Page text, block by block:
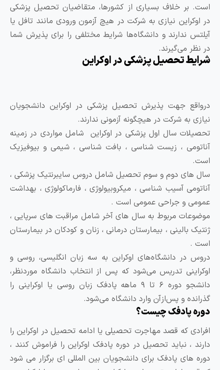
بر خلاف بسیاری از کشورها، متقاضیان تحصیل پزشکی
اوکراین نیازی به شرکت در هیچ آزمون ورودی مانند تافل یا
ندارند و دانشگاه‌ها شرایط مختلفی را برای پذیرش شما
نظر می‌گیرند.
تحصیل پزشکی در اوکراین
جهت پذیرش تحصیل پزشکی در اوکراین دانشجویان
به شرکت در هیچگونه آزمونی ندارند.
سال اول پزشکی در اوکراین شامل مواردی در زمینه
، زیست شناسی ، بافت شناسی ، شیمی و بیوفیزیک
های دوم و سوم تحصیل شامل دروس سایبرنتیک پزشکی ،
آسیب شناسی ، میکروبیولوژی ، فارماکولوژی ، بهداشت
و جراحی عمومی است .
مربوط به سال های آخر شامل مراقبت های سرپایی ،
بالینی ، بیمارستان درمانی ، زنان و کودکان در بیمارستان
.
در دانشگاه‌های اوکراین به سه زبان انگلیسی، روسی و
تدریس می‌شود که پس از انتخاب دانشگاه موردنظر،
دانشجو دوره ۶ تا ۹ ماهه پادفک زبان روسی یا اوکراینی را
و پس‌ازآن وارد دانشگاه می‌شود.
پادفک چیست؟
که قصد مهاجرت تحصیلی یا ادامه تحصیل در اوکراین را
، نباید تحصیل در دوره پادفک اوکراین را فراموش کنند ،
های پادفک برای دانشجویان بین المللی ای برگزار می شود